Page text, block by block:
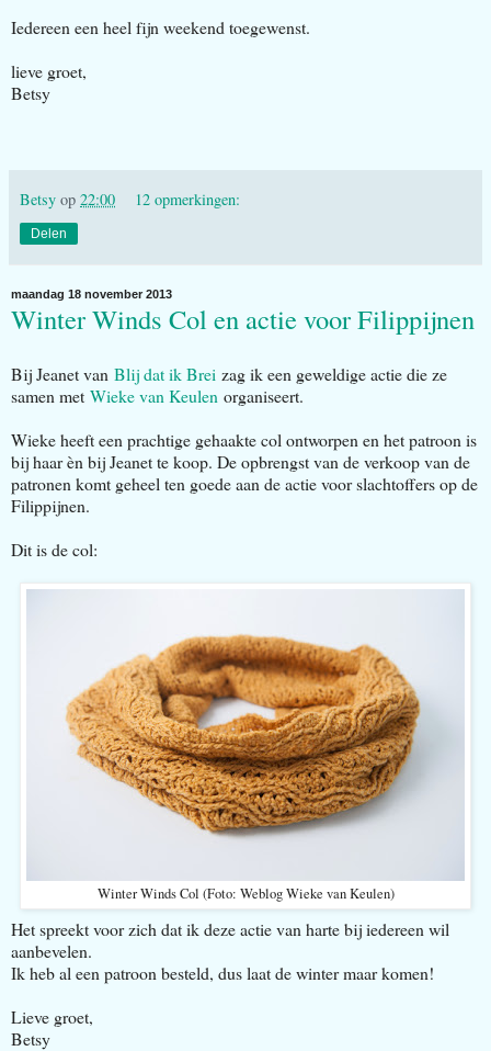
Iedereen een heel fijn weekend toegewenst.
lieve groet,
Betsy
Betsy op 22:00 12 opmerkingen:
Delen
maandag 18 november 2013
Winter Winds Col en actie voor Filippijnen
Bij Jeanet van Blij dat ik Brei zag ik een geweldige actie die ze
samen met Wieke van Keulen organiseert.
Wieke heeft een prachtige gehaakte col ontworpen en het patroon is
bij haar èn bij Jeanet te koop. De opbrengst van de verkoop van de
patronen komt geheel ten goede aan de actie voor slachtoffers op de
Filippijnen.
Dit is de col:
Winter Winds Col (Foto: Weblog Wieke van Keulen)
Het spreekt voor zich dat ik deze actie van harte bij iedereen wil
aanbevelen.
Ik heb al een patroon besteld, dus laat de winter maar komen!
Lieve groet,
Betsy